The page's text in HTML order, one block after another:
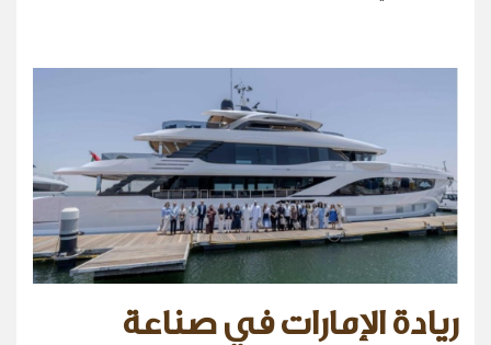
ريادة الإمارات في صناعة